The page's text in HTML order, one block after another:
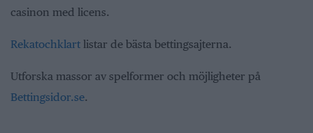
casinon med licens.
Rekatochklart listar de bästa bettingsajterna.
Utforska massor av spelformer och möjligheter på
Bettingsidor.se.